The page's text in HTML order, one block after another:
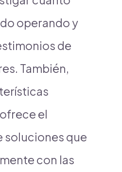
operando y
de
También,
el
soluciones que
con las